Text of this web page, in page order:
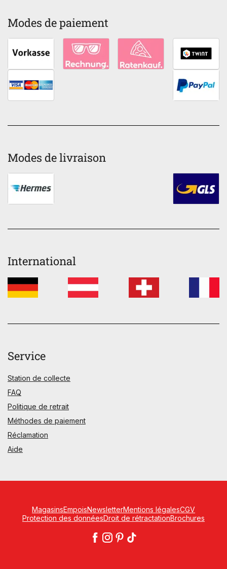
Modes de paiement
Modes de livraison
International
Service
Station de collecte
FAQ
Politique de retrait
Méthodes de paiement
Réclamation
Aide
MagasinsEmpoisNewsletterMentions légalesCGV
Protection des donnéesDroit de rétractationBrochures